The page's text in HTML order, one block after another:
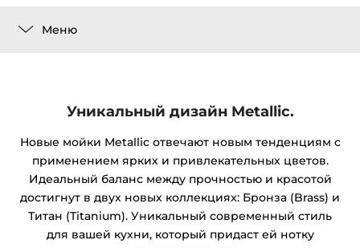
Меню
Уникальный дизайн Metallic.
Новые мойки Metallic отвечают новым тенденциям с
применением ярких и привлекательных цветов.
Идеальный баланс между прочностью и красотой
достигнут в двух новых коллекциях: Бронза (Brass) и
Титан (Titanium). Уникальный современный стиль
для вашей кухни, который придаст ей нотку